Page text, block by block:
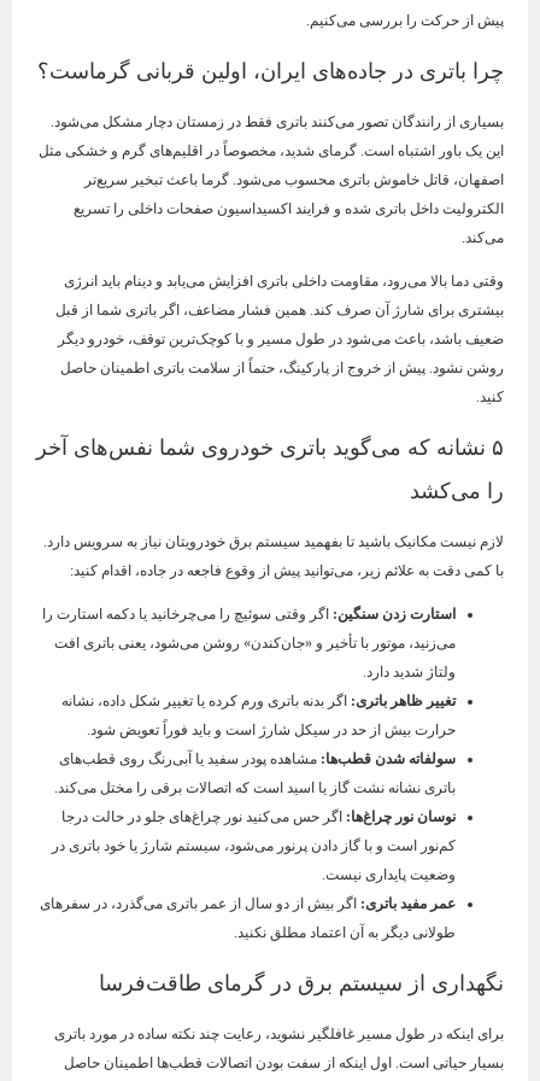
پیش از حرکت را بررسی می‌کنیم.
چرا باتری در جاده‌های ایران، اولین قربانی گرماست؟
بسیاری از رانندگان تصور می‌کنند باتری فقط در زمستان دچار مشکل می‌شود.
این یک باور اشتباه است. گرمای شدید، مخصوصاً در اقلیم‌های گرم و خشکی مثل
اصفهان، قاتل خاموش باتری محسوب می‌شود. گرما باعث تبخیر سریع‌تر
الکترولیت داخل باتری شده و فرایند اکسیداسیون صفحات داخلی را تسریع
می‌کند.
وقتی دما بالا می‌رود، مقاومت داخلی باتری افزایش می‌یابد و دینام باید انرژی
بیشتری برای شارژ آن صرف کند. همین فشار مضاعف، اگر باتری شما از قبل
ضعیف باشد، باعث می‌شود در طول مسیر و با کوچک‌ترین توقف، خودرو دیگر
روشن نشود. پیش از خروج از پارکینگ، حتماً از سلامت باتری اطمینان حاصل
کنید.
۵ نشانه که می‌گوید باتری خودروی شما نفس‌های آخر
را می‌کشد
لازم نیست مکانیک باشید تا بفهمید سیستم برق خودرویتان نیاز به سرویس دارد.
با کمی دقت به علائم زیر، می‌توانید پیش از وقوع فاجعه در جاده، اقدام کنید:
استارت زدن سنگین: اگر وقتی سوئیچ را می‌چرخانید یا دکمه استارت را
می‌زنید، موتور با تأخیر و «جان‌کندن» روشن می‌شود، یعنی باتری افت
ولتاژ شدید دارد.
تغییر ظاهر باتری: اگر بدنه باتری ورم کرده یا تغییر شکل داده، نشانه
حرارت بیش از حد در سیکل شارژ است و باید فوراً تعویض شود.
سولفاته شدن قطب‌ها: مشاهده پودر سفید یا آبی‌رنگ روی قطب‌های
باتری نشانه نشت گاز یا اسید است که اتصالات برقی را مختل می‌کند.
نوسان نور چراغ‌ها: اگر حس می‌کنید نور چراغ‌های جلو در حالت درجا
کم‌نور است و با گاز دادن پرنور می‌شود، سیستم شارژ یا خود باتری در
وضعیت پایداری نیست.
عمر مفید باتری: اگر بیش از دو سال از عمر باتری می‌گذرد، در سفرهای
طولانی دیگر به آن اعتماد مطلق نکنید.
نگهداری از سیستم برق در گرمای طاقت‌فرسا
برای اینکه در طول مسیر غافلگیر نشوید، رعایت چند نکته ساده در مورد باتری
بسیار حیاتی است. اول اینکه از سفت بودن اتصالات قطب‌ها اطمینان حاصل